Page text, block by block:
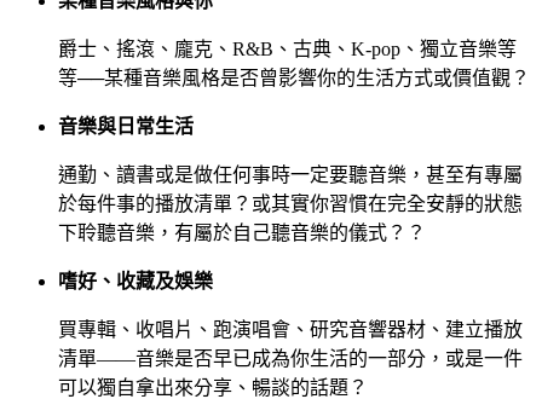
爵士、搖滾、龐克、R&B、古典、K-pop、獨立音樂等
等──某種音樂風格是否曾影響你的生活方式或價值觀？
音樂與日常生活
通勤、讀書或是做任何事時一定要聽音樂，甚至有專屬
於每件事的播放清單？或其實你習慣在完全安靜的狀態
下聆聽音樂，有屬於自己聽音樂的儀式？？
嗜好、收藏及娛樂
買專輯、收唱片、跑演唱會、研究音響器材、建立播放
清單——音樂是否早已成為你生活的一部分，或是一件
可以獨自拿出來分享、暢談的話題？